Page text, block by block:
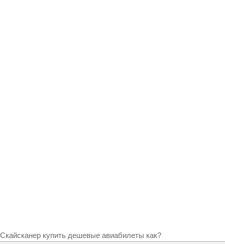
Скайсканер купить дешевые авиабилеты как?